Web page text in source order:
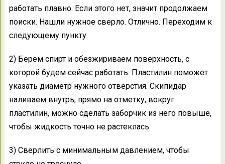
работать плавно. Если этого нет, значит продолжаем
поиски. Нашли нужное сверло. Отлично. Переходим к
следующему пункту.
2) Берем спирт и обезжириваем поверхность, с
которой будем сейчас работать. Пластилин поможет
указать диаметр нужного отверстия. Скипидар
наливаем внутрь, прямо на отметку, вокруг
пластилин, можно сделать заборчик из него повыше,
чтобы жидкость точно не растеклась.
3) Сверлить с минимальным давлением, чтобы